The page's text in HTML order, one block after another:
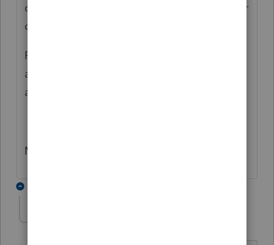
dois imprimer la déclaration et l'envoyer par
courrier? Ou bien il y a autre chose à faire
Pourtant quand j'enregistre après cette
action j'ai pour la TP1 la mention
admissible.
Merci!